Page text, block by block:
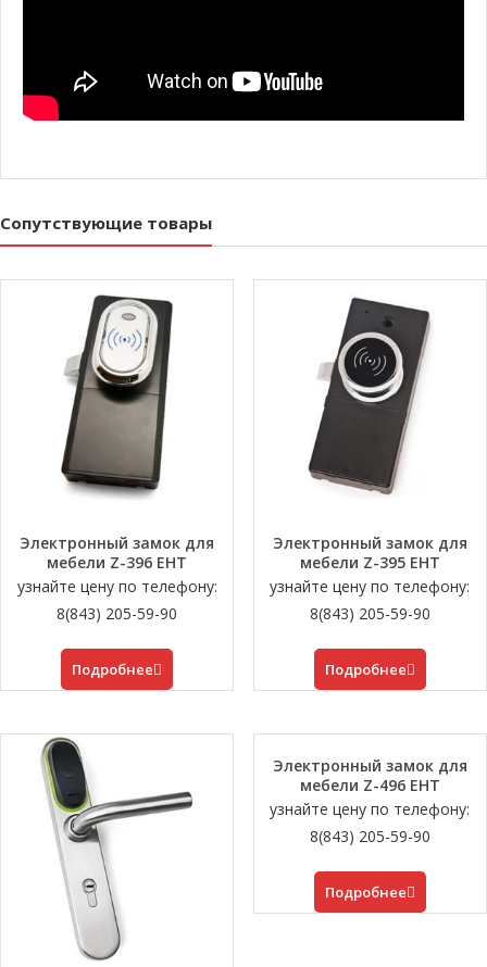
Сопутствующие товары
Электронный замок для
мебели Z-396 EHT
узнайте цену по телефону:
8(843) 205-59-90
Подробнее
Электронный замок для
мебели Z-395 EHT
узнайте цену по телефону:
8(843) 205-59-90
Подробнее
Электронный замок для
мебели Z-496 EHT
узнайте цену по телефону:
8(843) 205-59-90
Подробнее